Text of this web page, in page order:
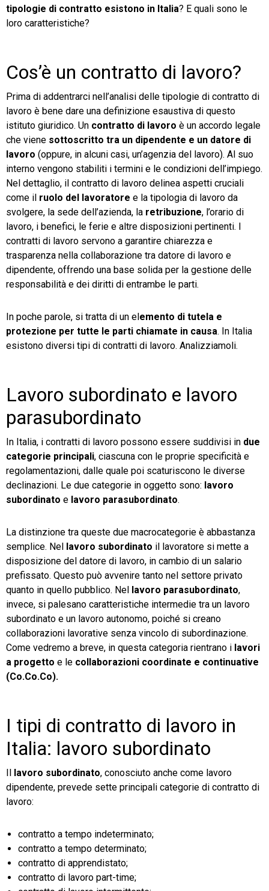
tipologie di contratto esistono in Italia? E quali sono le
loro caratteristiche?
Cos’è un contratto di lavoro?
Prima di addentrarci nell’analisi delle tipologie di contratto di
lavoro è bene dare una definizione esaustiva di questo
istituto giuridico. Un contratto di lavoro è un accordo legale
che viene sottoscritto tra un dipendente e un datore di
lavoro (oppure, in alcuni casi, un’agenzia del lavoro). Al suo
interno vengono stabiliti i termini e le condizioni dell’impiego.
Nel dettaglio, il contratto di lavoro delinea aspetti cruciali
come il ruolo del lavoratore e la tipologia di lavoro da
svolgere, la sede dell’azienda, la retribuzione, l’orario di
lavoro, i benefici, le ferie e altre disposizioni pertinenti. I
contratti di lavoro servono a garantire chiarezza e
trasparenza nella collaborazione tra datore di lavoro e
dipendente, offrendo una base solida per la gestione delle
responsabilità e dei diritti di entrambe le parti.
In poche parole, si tratta di un el emento di tutela e
protezione per tutte le parti chiamate in causa. In Italia
esistono diversi tipi di contratti di lavoro. Analizziamoli.
Lavoro subordinato e lavoro
parasubordinato
In Italia, i contratti di lavoro possono essere suddivisi in due
categorie principali, ciascuna con le proprie specificità e
regolamentazioni, dalle quale poi scaturiscono le diverse
declinazioni. Le due categorie in oggetto sono: lavoro
subordinato e lavoro parasubordinato.
La distinzione tra queste due macrocategorie è abbastanza
semplice. Nel
lavoro subordinato il lavoratore si mette a
disposizione del datore di lavoro, in cambio di un salario
prefissato. Questo può avvenire tanto nel settore privato
quanto in quello pubblico. Nel
lavoro parasubordinato,
invece, si palesano caratteristiche intermedie tra un lavoro
subordinato e un lavoro autonomo, poiché si creano
collaborazioni lavorative senza vincolo di subordinazione.
Come vedremo a breve, in questa categoria rientrano i lavori
a progetto e le collaborazioni coordinate e continuative
(Co.Co.Co).
I tipi di contratto di lavoro in
Italia: lavoro subordinato
lavoro subordinato, conosciuto anche come lavoro
dipendente, prevede sette principali categorie di contratto di
lavoro:
contratto a tempo indeterminato;
contratto a tempo determinato;
contratto di apprendistato;
contratto di lavoro part-time;